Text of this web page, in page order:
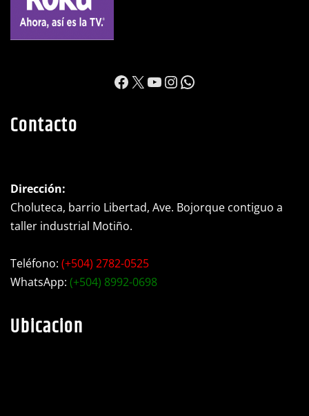
https://
X YouTube
Instagram
WhatsApp
Contacto
Dirección:
Choluteca, barrio Libertad, Ave. Bojorque contiguo a
taller industrial Motiño.
Teléfono: (+504) 2782-0525
WhatsApp: (+504) 8992-0698
Ubicacion